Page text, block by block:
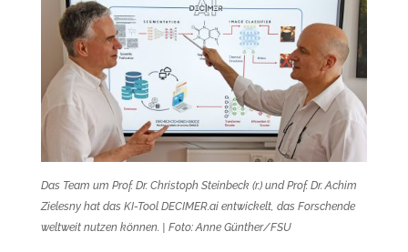
Das Team um Prof. Dr. Christoph Steinbeck (r.) und Prof. Dr. Achim
Zielesny hat das KI-Tool DECIMER.ai entwickelt, das Forschende
weltweit nutzen können. | Foto: Anne Günther/FSU